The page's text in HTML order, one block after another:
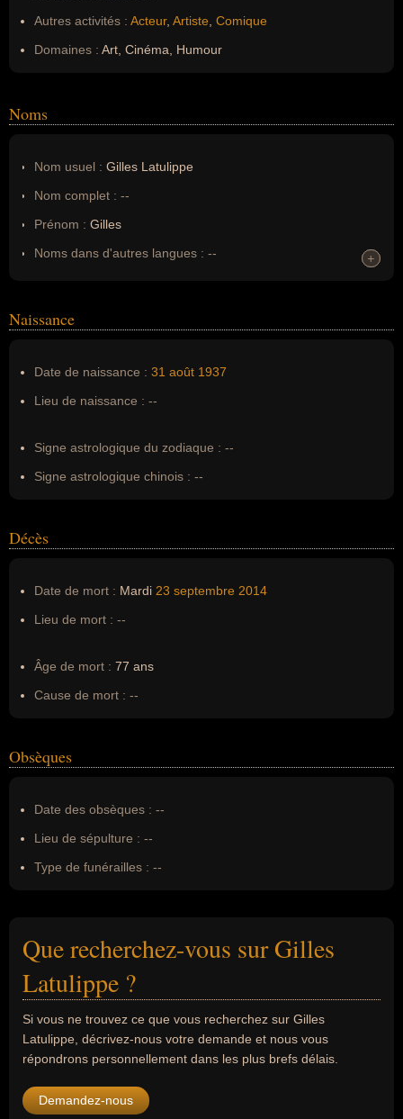
Autres activités : Acteur, Artiste Comique
Domaines : Art, Cinéma, Humour
Noms
Nom usuel : Gilles Latulippe
Nom complet : --
Prénom : Gilles
Noms dans d'autres langues : --
Nom de famille :Latulippe
+
+
Naissance
Date de naissance : 31 août 1937
Lieu de naissance : --
Signe astrologique du zodiaque : --
Signe astrologique chinois : --
Décès
Date de mort : Mardi 23 septembre 2014
Lieu de mort : --
Âge de mort : 77 ans
Cause de mort : --
Obsèques
Date des obsèques : --
Lieu de sépulture : --
Type de funérailles : --
Que recherchez-vous sur Gilles
Latulippe ?
Si vous ne trouvez ce que vous recherchez sur Gilles
Latulippe, décrivez-nous votre demande et nous vous
répondrons personnellement dans les plus brefs délais.
Demandez-nous